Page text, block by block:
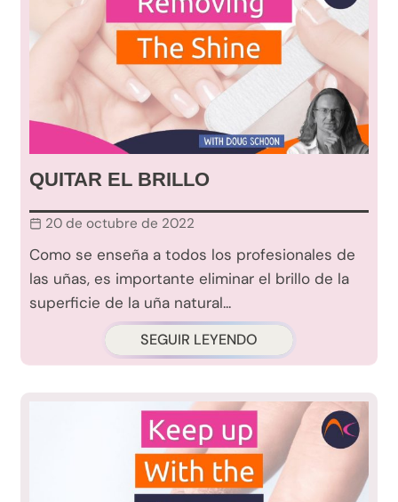
QUITAR EL BRILLO
20 de octubre de 2022
Como se enseña a todos los profesionales de
las uñas, es importante eliminar el brillo de la
superficie de la uña natural...
SEGUIR LEYENDO